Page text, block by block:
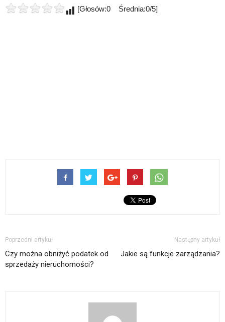
[Głosów:0 Średnia:0/5]
Poprzedni artykuł
Czy można obniżyć podatek od
sprzedaży nieruchomości?
Następny artykuł
Jakie są funkcje zarządzania?